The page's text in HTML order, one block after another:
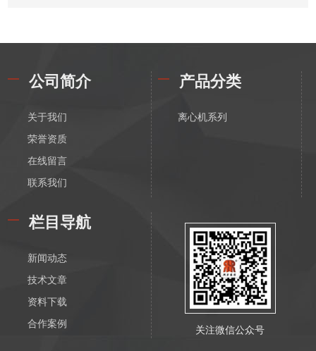
公司简介
关于我们
荣誉资质
在线留言
联系我们
产品分类
离心机系列
栏目导航
新闻动态
技术文章
资料下载
合作案例
关注微信公众号